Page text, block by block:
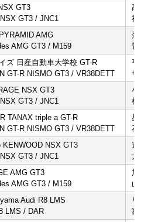
GT3
GT3 / JNC1
高
福
AMG
AMG GT3 / M159
蒲
菅
ズ 日産自動車大学校 GT-R
GT-R NISMO GT3 / VR38DETT
平
サ
NSX GT3
GT3 / JNC1
小
松
TANAX triple a GT-R
GT-R NISMO GT3 / VR38DETT
星
石
KENWOOD NSX GT3
GT3 / JNC1
道
大
AMG GT3
AMG GT3 / M159
加
山
Audi R8 LMS
LMS / DAR
リ
富